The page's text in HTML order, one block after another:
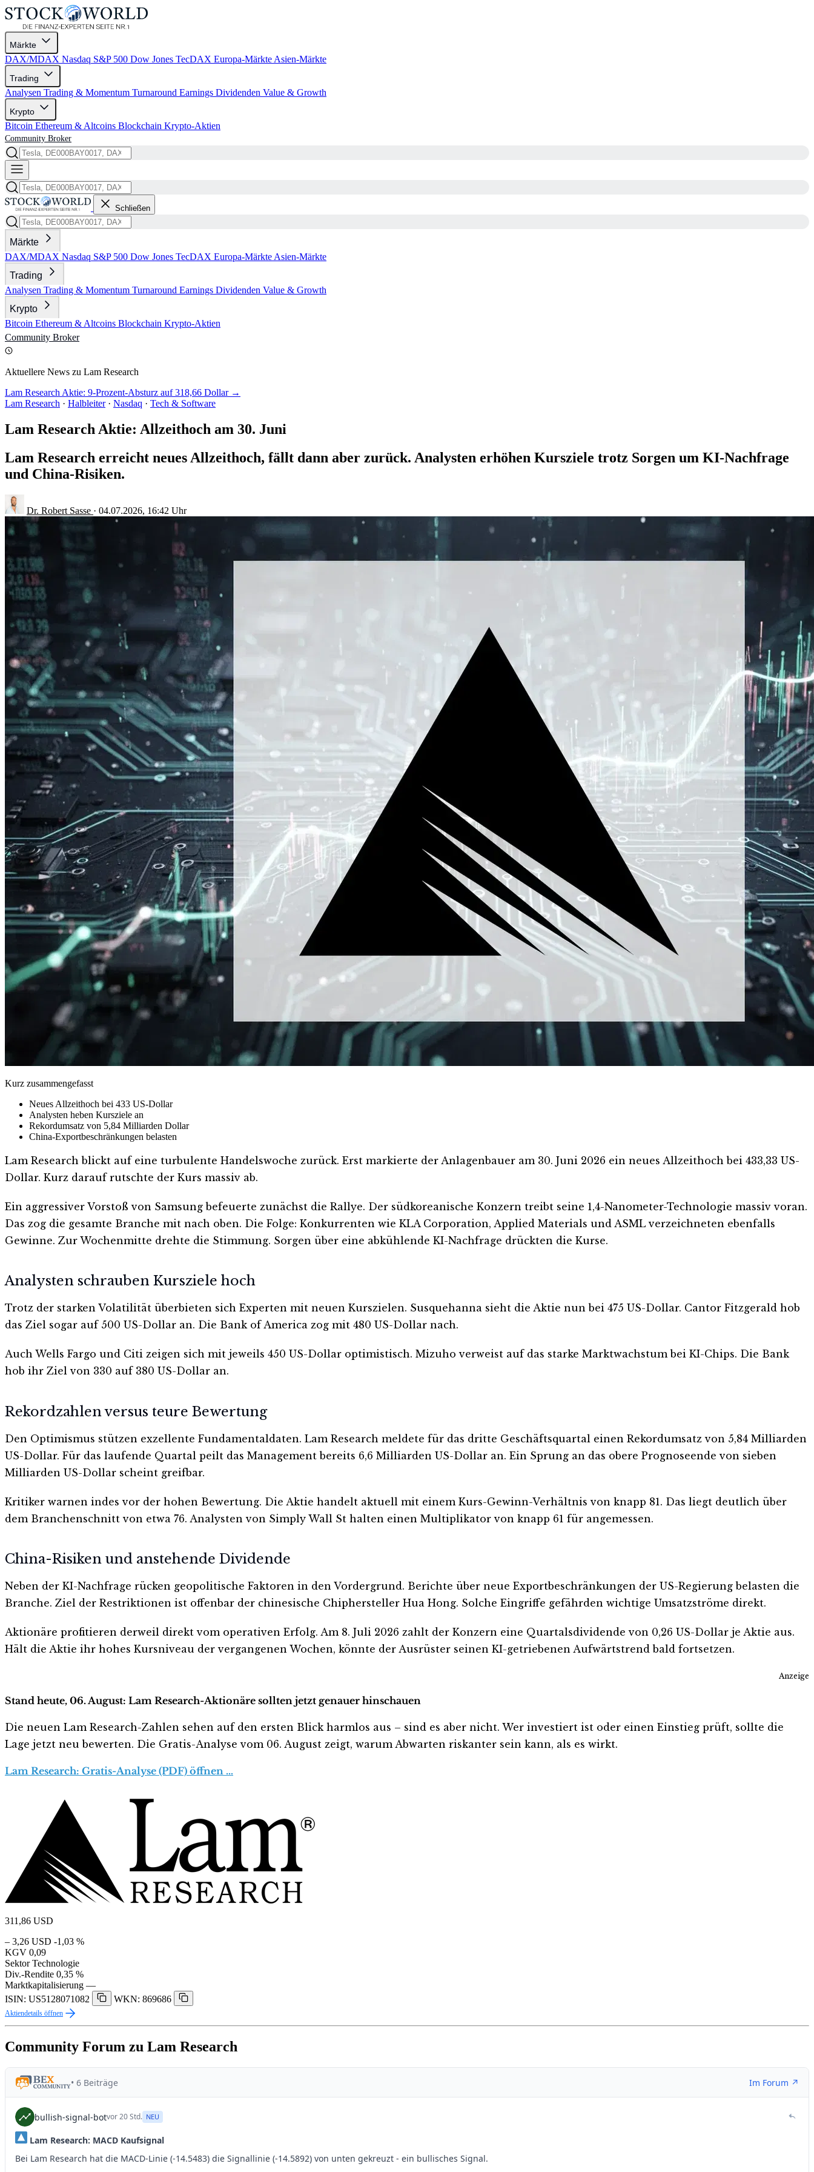
Märkte
DAX/MDAX Nasdaq S&P 500 Dow Jones TecDAX Europa-Märkte Asien-Märkte
Trading
Analysen Trading & Momentum Turnaround Earnings Dividenden Value & Growth
Krypto
Bitcoin Ethereum & Altcoins Blockchain Krypto-Aktien
Community Broker
Schließen
Märkte
DAX/MDAX Nasdaq S&P 500 Dow Jones TecDAX Europa-Märkte Asien-Märkte
Trading
Analysen Trading & Momentum Turnaround Earnings Dividenden Value & Growth
Krypto
Bitcoin Ethereum & Altcoins Blockchain Krypto-Aktien
Community Broker
Aktuellere News zu Lam Research
Lam Research Aktie: 9-Prozent-Absturz auf 318,66 Dollar →
Lam Research · Halbleiter · Nasdaq · Tech & Software
Lam Research Aktie: Allzeithoch am 30. Juni
Lam Research erreicht neues Allzeithoch, fällt dann aber zurück. Analysten erhöhen Kursziele trotz Sorgen um KI-Nachfrage
und China-Risiken.
Dr. Robert Sasse · 04.07.2026, 16:42 Uhr
Kurz zusammengefasst
Neues Allzeithoch bei 433 US-Dollar
Analysten heben Kursziele an
Rekordumsatz von 5,84 Milliarden Dollar
China-Exportbeschränkungen belasten
Lam Research blickt auf eine turbulente Handelswoche zurück. Erst markierte der Anlagenbauer am 30. Juni 2026 ein neues Allzeithoch bei 433,33 US-
Dollar. Kurz darauf rutschte der Kurs massiv ab.
Ein aggressiver Vorstoß von Samsung befeuerte zunächst die Rallye. Der südkoreanische Konzern treibt seine 1,4-Nanometer-Technologie massiv voran.
Das zog die gesamte Branche mit nach oben. Die Folge: Konkurrenten wie KLA Corporation, Applied Materials und ASML verzeichneten ebenfalls
Gewinne. Zur Wochenmitte drehte die Stimmung. Sorgen über eine abkühlende KI-Nachfrage drückten die Kurse.
Analysten schrauben Kursziele hoch
Trotz der starken Volatilität überbieten sich Experten mit neuen Kurszielen. Susquehanna sieht die Aktie nun bei 475 US-Dollar. Cantor Fitzgerald hob
das Ziel sogar auf 500 US-Dollar an. Die Bank of America zog mit 480 US-Dollar nach.
Auch Wells Fargo und Citi zeigen sich mit jeweils 450 US-Dollar optimistisch. Mizuho verweist auf das starke Marktwachstum bei KI-Chips. Die Bank
hob ihr Ziel von 330 auf 380 US-Dollar an.
Rekordzahlen versus teure Bewertung
Den Optimismus stützen exzellente Fundamentaldaten. Lam Research meldete für das dritte Geschäftsquartal einen Rekordumsatz von 5,84 Milliarden
US-Dollar. Für das laufende Quartal peilt das Management bereits 6,6 Milliarden US-Dollar an. Ein Sprung an das obere Prognoseende von sieben
Milliarden US-Dollar scheint greifbar.
Kritiker warnen indes vor der hohen Bewertung. Die Aktie handelt aktuell mit einem Kurs-Gewinn-Verhältnis von knapp 81. Das liegt deutlich über
dem Branchenschnitt von etwa 76. Analysten von Simply Wall St halten einen Multiplikator von knapp 61 für angemessen.
China-Risiken und anstehende Dividende
Neben der KI-Nachfrage rücken geopolitische Faktoren in den Vordergrund. Berichte über neue Exportbeschränkungen der US-Regierung belasten die
Branche. Ziel der Restriktionen ist offenbar der chinesische Chiphersteller Hua Hong. Solche Eingriffe gefährden wichtige Umsatzströme direkt.
Aktionäre profitieren derweil direkt vom operativen Erfolg. Am 8. Juli 2026 zahlt der Konzern eine Quartalsdividende von 0,26 US-Dollar je Aktie aus.
Hält die Aktie ihr hohes Kursniveau der vergangenen Wochen, könnte der Ausrüster seinen KI-getriebenen Aufwärtstrend bald fortsetzen.
Anzeige
Stand heute, 06. August: Lam Research-Aktionäre sollten jetzt genauer hinschauen
Die neuen Lam Research-Zahlen sehen auf den ersten Blick harmlos aus – sind es aber nicht. Wer investiert ist oder einen Einstieg prüft, sollte die
Lage jetzt neu bewerten. Die Gratis-Analyse vom 06. August zeigt, warum Abwarten riskanter sein kann, als es wirkt.
Lam Research: Gratis-Analyse (PDF) öffnen …
311,86 USD
– 3,26 USD -1,03 %
KGV 0,09
Sektor Technologie
Div.-Rendite 0,35 %
Marktkapitalisierung —
ISIN: US5128071082
WKN: 869686
Aktiendetails öffnen
Community Forum zu Lam Research